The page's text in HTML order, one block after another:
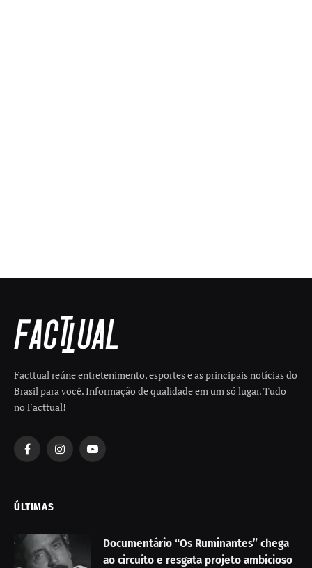
Facttual reúne entretenimento, esportes e as principais notícias do
Brasil para você. Informação de qualidade em um só lugar. Tudo
no Facttual!
FacebookInstagramYouTube
ÚLTIMAS
Documentário “Os Ruminantes” chega
ao circuito e resgata projeto ambicioso